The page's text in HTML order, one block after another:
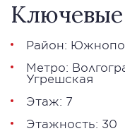
Ключевые
Район:
Метро:
Угрешская
Этаж: 7
Этажность: 30